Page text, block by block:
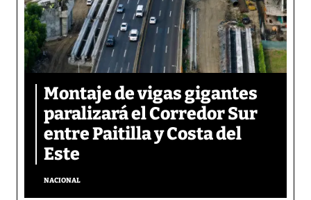
Montaje de vigas gigantes
paralizará el Corredor Sur
entre Paitilla y Costa del
Este
NACIONAL